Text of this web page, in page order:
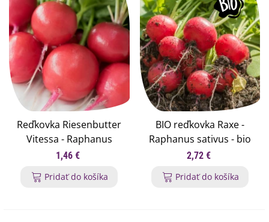
Reďkovka Riesenbutter
Vitessa - Raphanus
sativus sativus - semená
1,46 €
Pridať do košíka
BIO reďkovka Raxe -
Raphanus sativus - bio
semená reďkovky - 30 ks
2,72 €
Pridať do košíka